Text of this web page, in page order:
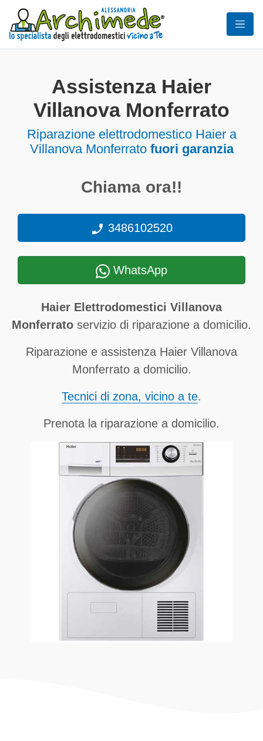
Assistenza Haier
Villanova Monferrato
Riparazione elettrodomestico Haier a
Villanova Monferrato fuori garanzia
Chiama ora!!
3486102520
WhatsApp
Haier Elettrodomestici Villanova
Monferrato servizio di riparazione a domicilio.
Riparazione e assistenza Haier Villanova
Monferrato a domicilio.
Tecnici di zona, vicino a te.
Prenota la riparazione a domicilio.